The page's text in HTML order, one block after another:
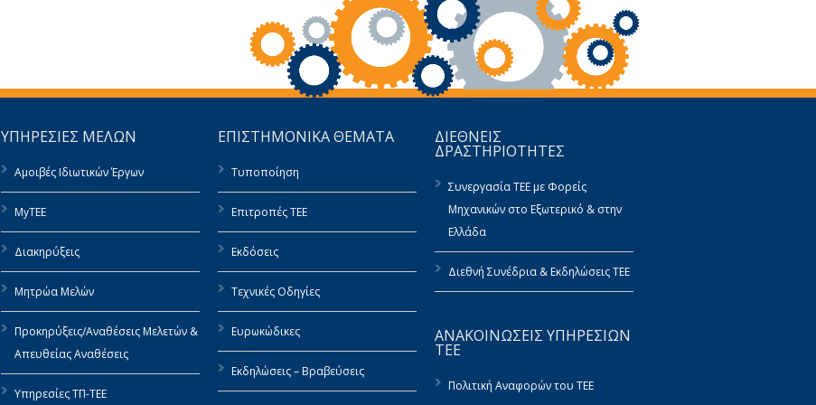
ΥΠΗΡΕΣΙΕΣ ΜΕΛΩΝ
Αμοιβές Ιδιωτικών Έργων
MyTEE
Διακηρύξεις
Μητρώα Μελών
Προκηρύξεις/Αναθέσεις Μελετών &
Απευθείας Αναθέσεις
Υπηρεσίες ΤΠ-ΤΕΕ
ΕΠΙΣΤΗΜΟΝΙΚΑ ΘΕΜΑΤΑ
Τυποποίηση
Επιτροπές ΤΕΕ
Εκδόσεις
Τεχνικές Οδηγίες
Ευρωκώδικες
Εκδηλώσεις – Βραβεύσεις
ΔΙΕΘΝΕΙΣ
ΔΡΑΣΤΗΡΙΟΤΗΤΕΣ
Συνεργασία ΤΕΕ με Φορείς
Μηχανικών στο Εξωτερικό & στην
Ελλάδα
Διεθνή Συνέδρια & Εκδηλώσεις ΤΕΕ
ΑΝΑΚΟΙΝΩΣΕΙΣ ΥΠΗΡΕΣΙΩΝ
ΤΕΕ
Πολιτική Αναφορών του ΤΕΕ